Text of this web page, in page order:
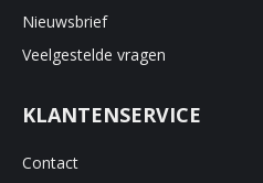
Nieuwsbrief
Veelgestelde vragen
KLANTENSERVICE
Contact